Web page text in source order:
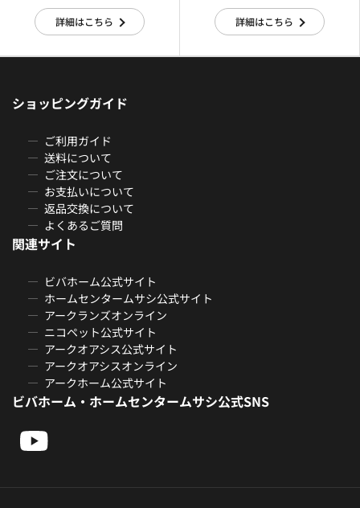
詳細はこちら 詳細はこちら
ショッピングガイド
ご利用ガイド
送料について
ご注文について
お支払いについて
返品交換について
よくあるご質問
関連サイト
ビバホーム公式サイト
ホームセンタームサシ公式サイト
アークランズオンライン
ニコペット公式サイト
アークオアシス公式サイト
アークオアシスオンライン
アークホーム公式サイト
ビバホーム・ホームセンタームサシ公式SNS